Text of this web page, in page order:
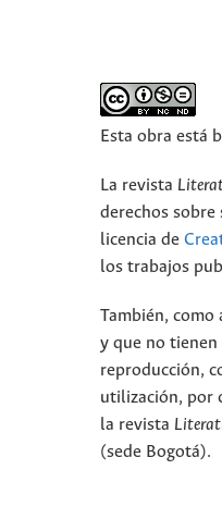
Esta obra está
La revista
derechos
licencia de
los trabajos
También,
y que no
reproducción,
utilización, por
la revista
(sede Bogotá).